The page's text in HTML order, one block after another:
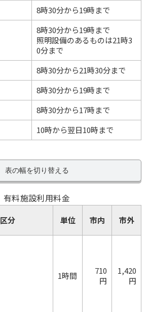
8時30分から19時まで
8時30分から19時まで
照明設備のあるものは21時3
0分まで
8時30分から21時30分まで
8時30分から19時まで
8時30分から17時まで
10時から翌日10時まで
表の幅を切り替える
有料施設利用料金
区分 単位 市内 市外
1時間
710
円
1,420
円